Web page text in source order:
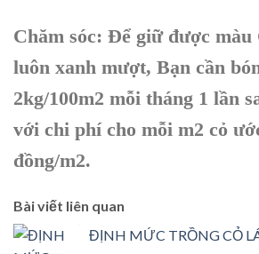
Chăm sóc: Để giữ được
luôn xanh mượt, Bạn cần
2kg/100m2 mỗi tháng 1 lần
với chi phí cho mỗi m2 cỏ
đồng/m2.
Bài viết liên quan
ĐỊNH MỨC TRỒNG CỎ